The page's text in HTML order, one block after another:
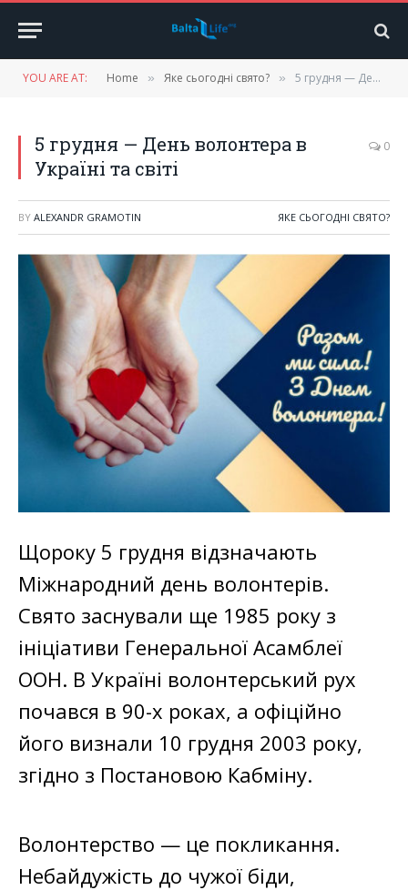
YOU ARE AT: Home » Яке сьогодні свято? » 5 грудня — День волонтера в Україні та світі
5 грудня — День волонтера в
Україні та світі
0
BY ALEXANDR GRAMOTIN ЯКЕ СЬОГОДНІ СВЯТО?
Щороку 5 грудня відзначають
Міжнародний день волонтерів.
Свято заснували ще 1985 року з
ініціативи Генеральної Асамблеї
ООН. В Україні волонтерський рух
почався в 90-х роках, а офіційно
його визнали 10 грудня 2003 року,
згідно з Постановою Кабміну.
Волонтерство — це покликання.
Небайдужість до чужої біди,